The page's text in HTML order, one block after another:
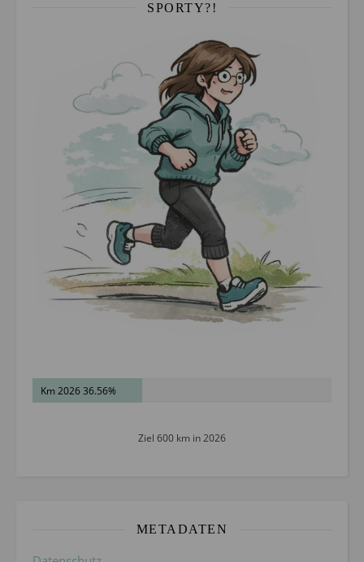
SPORTY?!
Km 2026 36.56%
Ziel 600 km in 2026
METADATEN